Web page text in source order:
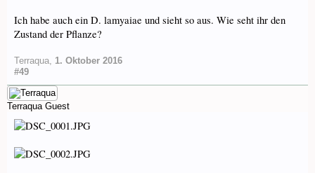
Ich habe auch ein D. lamyaiae und sieht so aus. Wie seht ihr den
Zustand der Pflanze?
Terraqua, 1. Oktober 2016
#49
Terraqua Guest